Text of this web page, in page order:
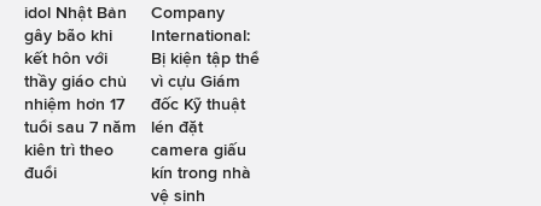
idol Nhật Bản
gây bão khi
kết hôn với
thầy giáo chủ
nhiệm hơn 17
tuổi sau 7 năm
kiên trì theo
đuổi
Company
International:
Bị kiện tập thể
vì cựu Giám
đốc Kỹ thuật
lén đặt
camera giấu
kín trong nhà
vệ sinh